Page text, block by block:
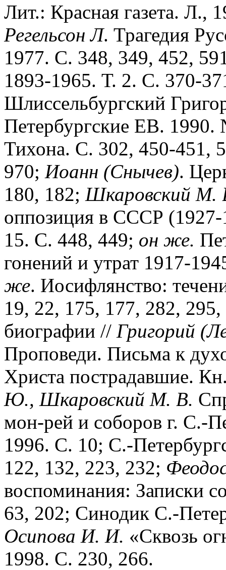
Лит.: Красная газета. Л.,
Регельсон Л. Трагедия
1977. С. 348, 349, 452,
1893-1965. Т. 2. С. 370-
Шлиссельбургский
Петербургские ЕВ.
Тихона. С. 302, 450-451,
970; Иоанн (Снычев).
180, 182; Шкаровский М.
оппозиция в СССР
15. С. 448, 449; он же.
гонений и утрат 1917-
же. Иосифлянство:
19, 22, 175, 177, 282,
биографии // Григорий
Проповеди. Письма к
Христа пострадавшие.
Ю., Шкаровский М. В.
мон-рей и соборов г. С.-
1996. С. 10; С.-
122, 132, 223, 232;
воспоминания: Записки
63, 202; Синодик С.-
Осипова И. И. «Сквозь
1998. С. 230, 266.